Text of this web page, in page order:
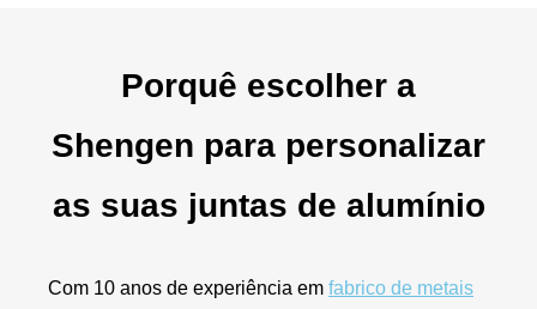
Porquê escolher a
Shengen para personalizar
as suas juntas de alumínio
Com 10 anos de experiência em fabrico de metais